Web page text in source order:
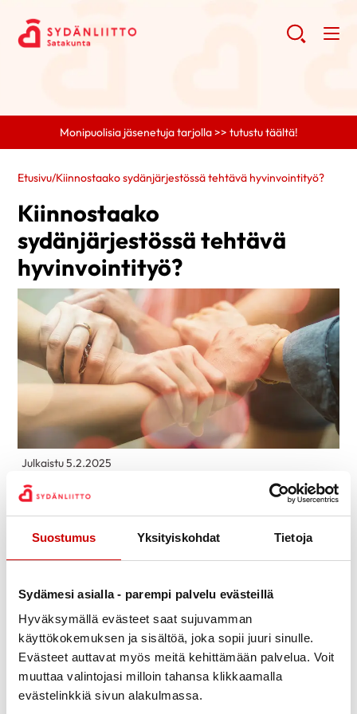
Suostumus Yksityiskohdat Tietoja
Sydämesi asialla - parempi palvelu evästeillä
Hyväksymällä evästeet saat sujuvamman
käyttökokemuksen ja sisältöä, joka sopii juuri sinulle.
Evästeet auttavat myös meitä kehittämään palvelua. Voit
muuttaa valintojasi milloin tahansa klikkaamalla
evästelinkkiä sivun alakulmassa.
Monipuolisia jäsenetuja tarjolla >> tutustu täältä!
Etusivu/Kiinnostaako sydänjärjestössä tehtävä hyvinvointityö?
Kiinnostaako
sydänjärjestössä tehtävä
hyvinvointityö?
Julkaistu 5.2.2025
Jaa Whatsapp
Haemme joukkoomme osatyökykyistä,
Sydänmielellä – hankkeeseen, jonka tarkoituksena on
lisätä maaseudun väestön hyvinvointia sekä alueen
yhdistysten elinvoimaa yhdistämällä toiminnassa
uudella tavalla sydänterveyteen ja mielenterveyteen
liittyvää osaamista. Hanketta toteutetaan EU:n
maaseuturahoituksen tuella yhteistyössä Leader